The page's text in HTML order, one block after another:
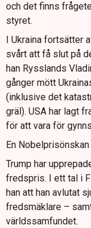
och det finns
styret.
I Ukraina fortsätter
svårt att få slut på
han Rysslands
gånger mött
(inklusive det
gräl). USA har lagt
för att vara för
En Nobelprisönskan
Trump har
fredspris. I ett tal i
han att han avlutat
fredsmäklare –
världssamfundet.